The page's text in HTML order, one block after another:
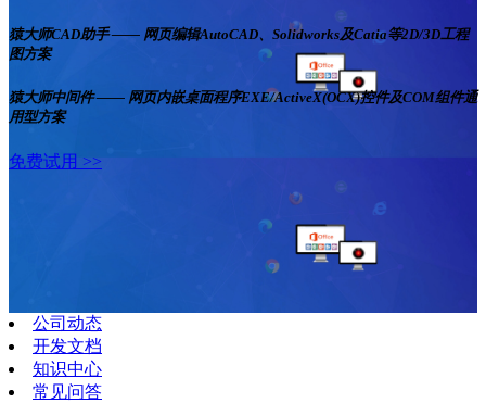
猿大师CAD助手 —— 网页编辑AutoCAD、Solidworks及Catia等2D/3D工程
图方案
猿大师中间件 —— 网页内嵌桌面程序EXE/ActiveX(OCX)控件及COM组件通
用型方案
免费试用 >>
公司动态
开发文档
知识中心
常见问答